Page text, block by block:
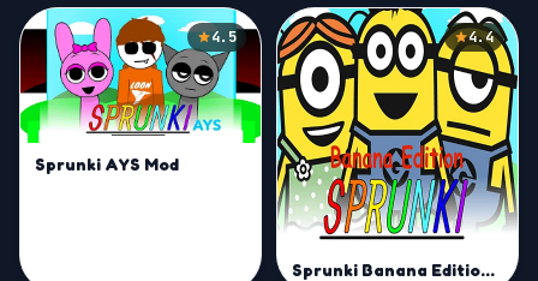
4.5
Sprunki AYS Mod
4.4
Sprunki Banana Edition Mod